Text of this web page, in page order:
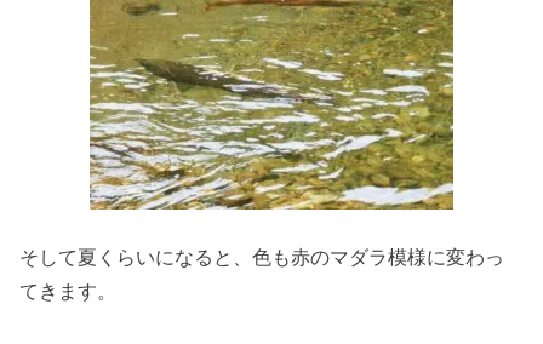
そして夏くらいになると、色も赤のマダラ模様に変わっ
てきます。